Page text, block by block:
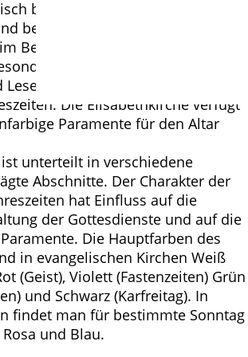
berei­ten“, leitet sich der Begriff
bezeichnet das textile
Bereich der Kirche. Paramente
die textilen Behänge von
Ihre Farbe wechselt mit
Die Elisabethkirche verfügt
Paramente für den Altar
unterteilt in verschiedene
Abschnitte. Der Charakter der
hat Einfluss auf die
der Gottesdienste und auf die
Die Hauptfarben des
in evangelischen Kirchen Weiß
(Geist), Violett (Fastenzeiten) Grün
und Schwarz (Karfreitag). In
findet man für bestimmte Sonntag
und Blau.